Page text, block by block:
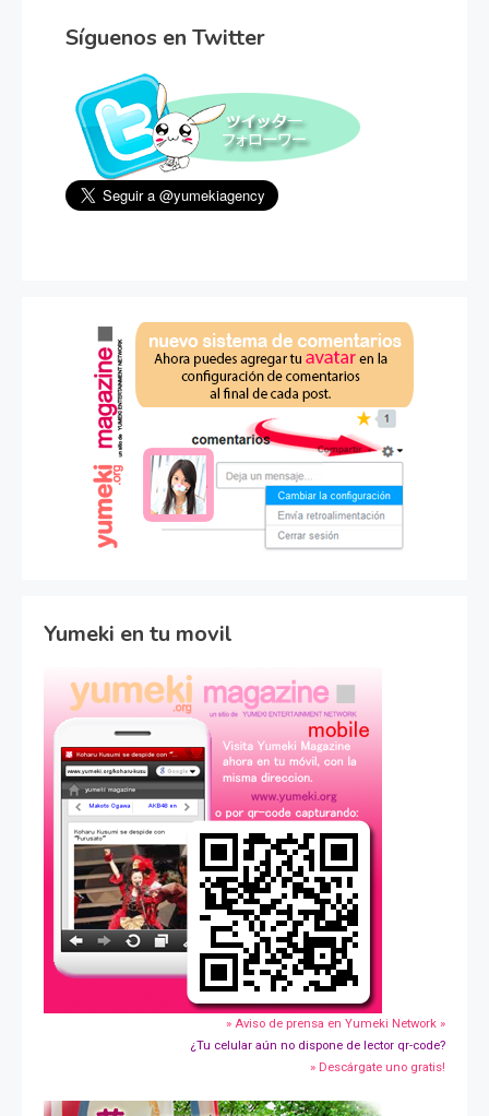
Síguenos en Twitter
Yumeki en tu movil
» Aviso de prensa en Yumeki Network »
¿Tu celular aún no dispone de lector qr-code?
» Descárgate uno gratis!